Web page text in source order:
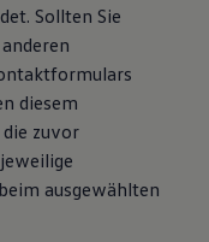
Sollten Sie
diesem
zuvor
ausgewählten